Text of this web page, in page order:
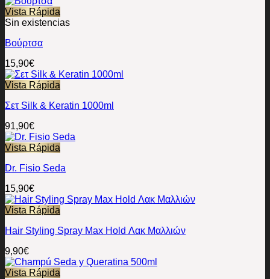
Vista Rápida
Sin existencias
Βούρτσα
15,90€
Vista Rápida
Σετ Silk & Keratin 1000ml
91,90€
Vista Rápida
Dr. Fisio Seda
15,90€
Vista Rápida
Hair Styling Spray Max Hold Λακ Μαλλιών
9,90€
Vista Rápida